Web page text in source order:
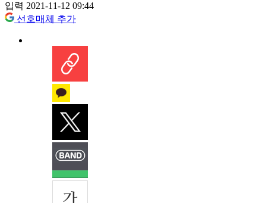
입력 2021-11-12 09:44
선호매체 추가